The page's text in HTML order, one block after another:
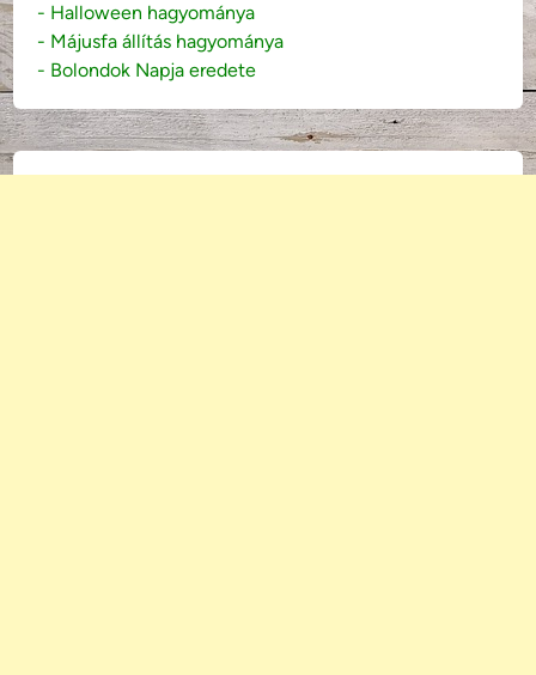
- Halloween hagyománya
- Májusfa állítás hagyománya
- Bolondok Napja eredete